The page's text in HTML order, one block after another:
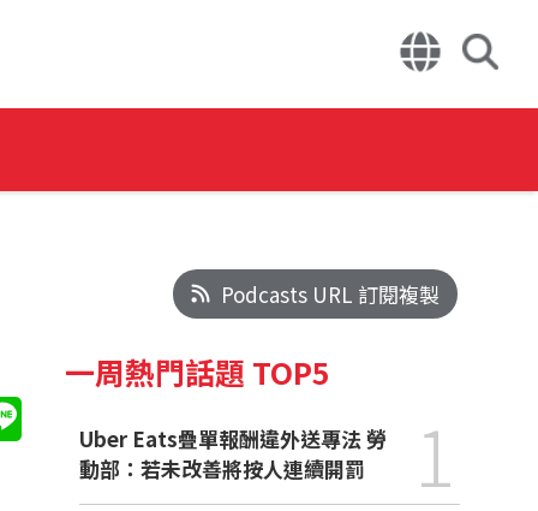
Podcasts URL 訂閱複製
一周熱門話題 TOP5
Uber Eats疊單報酬違外送專法 勞
動部：若未改善將按人連續開罰
1